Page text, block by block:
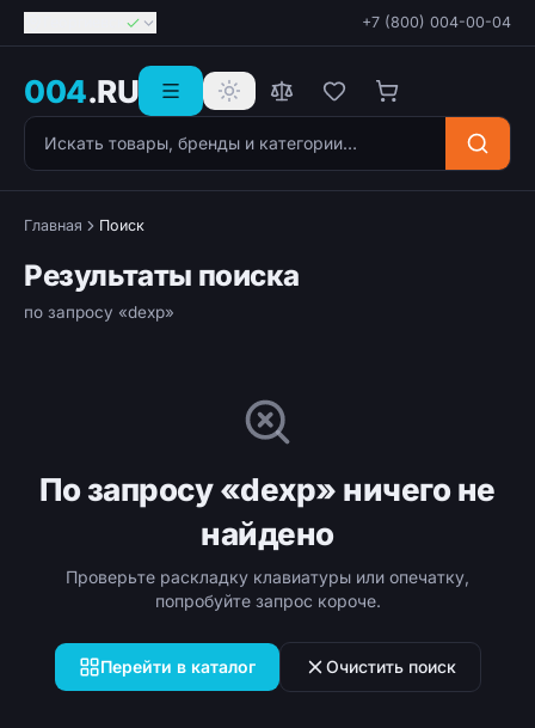
+7 (800) 004-00-04
004.RU
Поиск товаров
Главная Поиск
Результаты поиска
по запросу «dexp»
По запросу «dexp» ничего не
найдено
Проверьте раскладку клавиатуры или опечатку,
попробуйте запрос короче.
Перейти в каталог Очистить поиск